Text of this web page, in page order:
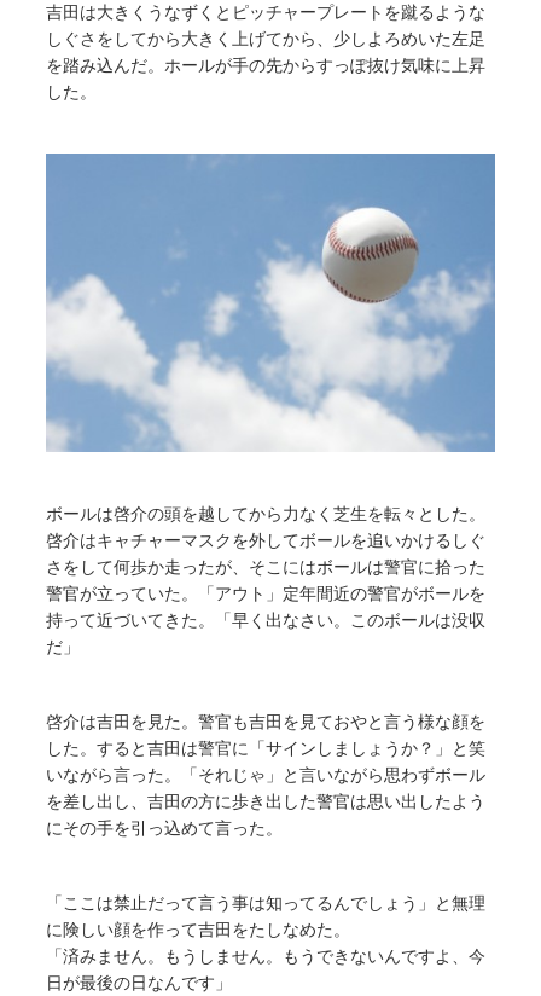
吉田は大きくうなずくとピッチャープレートを蹴るような
しぐさをしてから大きく上げてから、少しよろめいた左足
を踏み込んだ。ホールが手の先からすっぽ抜け気味に上昇
した。
ボールは啓介の頭を越してから力なく芝生を転々とした。
啓介はキャチャーマスクを外してボールを追いかけるしぐ
さをして何歩か走ったが、そこにはボールは警官に拾った
警官が立っていた。「アウト」定年間近の警官がボールを
持って近づいてきた。「早く出なさい。このボールは没収
だ」
啓介は吉田を見た。警官も吉田を見ておやと言う様な顔を
した。すると吉田は警官に「サインしましょうか？」と笑
いながら言った。「それじゃ」と言いながら思わずボール
を差し出し、吉田の方に歩き出した警官は思い出したよう
にその手を引っ込めて言った。
「ここは禁止だって言う事は知ってるんでしょう」と無理
に険しい顔を作って吉田をたしなめた。
「済みません。もうしません。もうできないんですよ、今
日が最後の日なんです」